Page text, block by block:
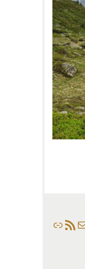
LienFlux RSS